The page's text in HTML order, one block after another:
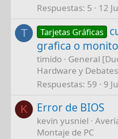
Respuestas 5 12
T Tarjetas Gráficas
grafica o
timido
General
Hardware y
Respuestas 59 9
K Error de BIOS
kevin yusniel
Montaje de PC